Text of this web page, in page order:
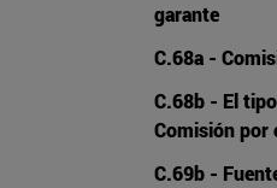
garante
C.68a -
C.68b - El
Comisión por
C.69b -